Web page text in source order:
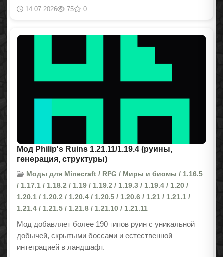
14.07.2026 75 0
Мод Philip's Ruins 1.21.11/1.19.4 (руины,
генерация, структуры)
Моды для Minecraft / RPG / Миры и биомы / 1.16.5
/ 1.17.1 / 1.18.2 / 1.19 / 1.19.2 / 1.19.3 / 1.19.4 / 1.20 /
1.20.1 / 1.20.2 / 1.20.4 / 1.20.5 / 1.20.6 / 1.21 / 1.21.1 /
1.21.4 / 1.21.5 / 1.21.8 / 1.21.10 / 1.21.11
Мод добавляет более 190 типов руин с уникальной
добычей, скрытыми боссами и естественной
интеграцией в ландшафт.